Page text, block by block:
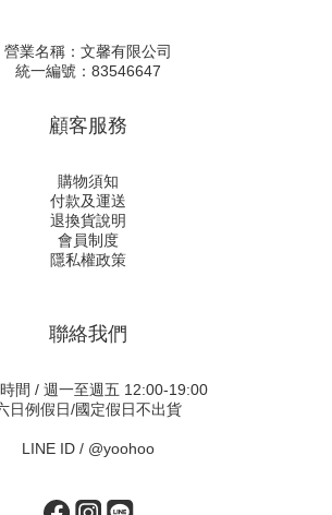
營業名稱：文馨有限公司
統一編號：83546647
顧客服務
購物須知
付款及運送
退換貨說明
會員制度
隱私權政策
聯絡我們
間 / 週一至週五 12:00-19:00
日例假日/國定假日不出貨
LINE ID / @yoohoo